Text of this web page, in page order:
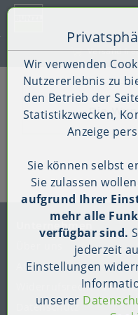
Zum Inhalt springen [AK
Zum Hauptmenü
Zum Shop-Menü
Zum Widget-Menü
Zu den Inhalten imVersand
Die
Unternehmen
AGB
Widerrufsrechtfür
Datenschutz
Wir verwenden
Nutzererlebnis zu
den Betrieb der
Statistikzwecken,
Anzeige
Sie können selbst
Sie zulassen
aufgrund Ihrer
mehr alle
verfügbar sind.
jederzeit
Einstellungen
unserer